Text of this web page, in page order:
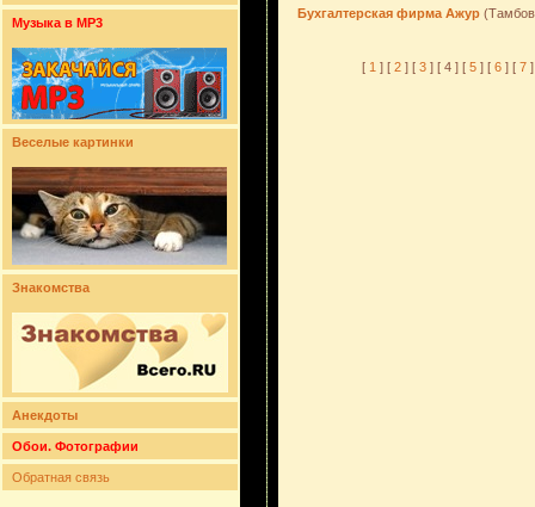
Музыка в MP3
Веселые картинки
Знакомства
Анекдоты
Обои. Фотографии
Обратная связь
Бухгалтерская фирма Ажур
[ 1 ] [ 2 ] [ 3 ] [ 4 ] [ 5 ] [ 6 ] [ 7